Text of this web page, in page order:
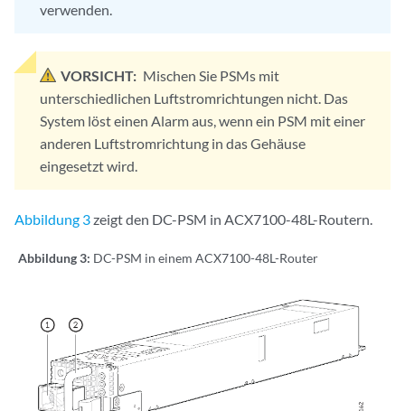
verwenden.
VORSICHT: Mischen Sie PSMs mit
unterschiedlichen Luftstromrichtungen nicht. Das
System löst einen Alarm aus, wenn ein PSM mit einer
anderen Luftstromrichtung in das Gehäuse
eingesetzt wird.
Abbildung 3zeigt den DC-PSM in ACX7100-48L-Routern.
Abbildung 3: DC-PSM in einem ACX7100-48L-Router